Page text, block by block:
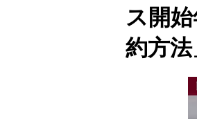
ス開
約方法